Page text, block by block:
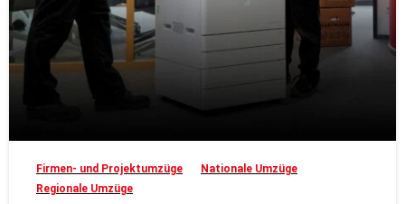
Firmen- und Projektumzüge
Nationale Umzüge
Regionale Umzüge